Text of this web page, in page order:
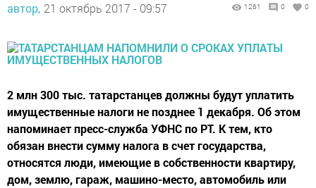
автор, 21 октябрь 2017 - 09:57 1261 0 0
2 млн 300 тыс. татарстанцев должны будут уплатить
имущественные налоги не позднее 1 декабря. Об этом
напоминает пресс-служба УФНС по РТ. К тем, кто
обязан внести сумму налога в счет государства,
относятся люди, имеющие в собственности квартиру,
дом, землю, гараж, машино-место, автомобиль или